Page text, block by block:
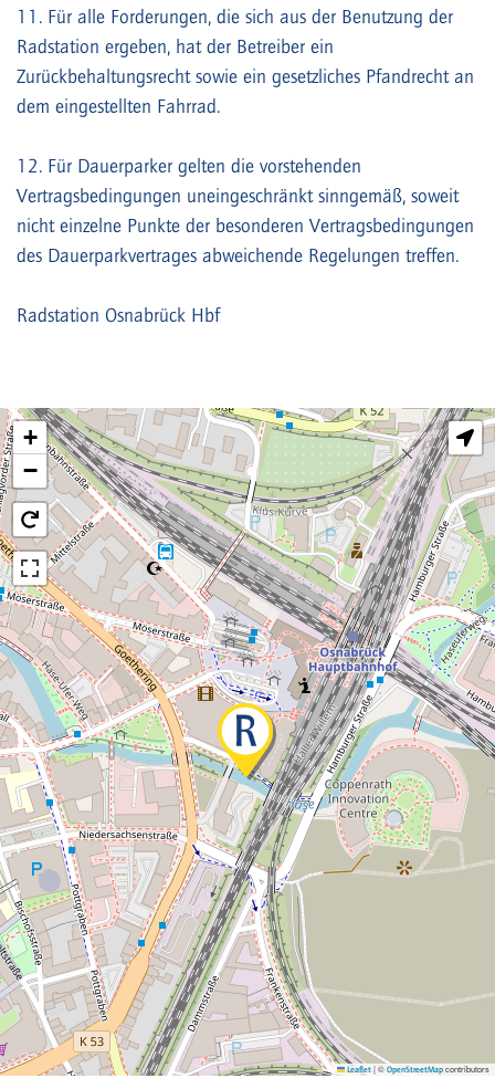
11. Für alle Forderungen, die sich aus der Benutzung der
Radstation ergeben, hat der Betreiber ein
Zurückbehaltungsrecht sowie ein gesetzliches Pfandrecht an
dem eingestellten Fahrrad.
12. Für Dauerparker gelten die vorstehenden
Vertragsbedingungen uneingeschränkt sinngemäß, soweit
nicht einzelne Punkte der besonderen Vertragsbedingungen
des Dauerparkvertrages abweichende Regelungen treffen.
Radstation Osnabrück Hbf
+
−
Leaflet |© OpenStreetMap contributors